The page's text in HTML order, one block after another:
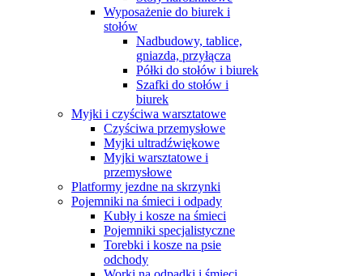
Wyposażenie do biurek i
stołów
Nadbudowy, tablice,
gniazda, przyłącza
Półki do stołów i biurek
Szafki do stołów i
biurek
Myjki i czyściwa warsztatowe
Czyściwa przemysłowe
Myjki ultradźwiękowe
Myjki warsztatowe i
przemysłowe
Platformy jezdne na skrzynki
Pojemniki na śmieci i odpady
Kubły i kosze na śmieci
Pojemniki specjalistyczne
Torebki i kosze na psie
odchody